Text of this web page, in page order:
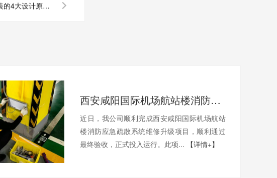
大型超市视频监控系统安装的4大设计原则，速速查看！
西安咸阳国际机场航站楼消防应急疏散系统维修升级工程圆满完成
近日，我公司顺利完成西安咸阳国际机场航站
楼消防应急疏散系统维修升级项目，顺利通过
最终验收，正式投入运行。此项...
【详情+】